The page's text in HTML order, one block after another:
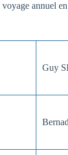
annuel
Guy